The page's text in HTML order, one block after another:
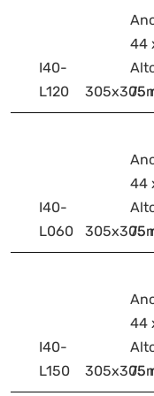
I40-
L120
44
75
I40-
L060
44
75
I40-
L150
44
75